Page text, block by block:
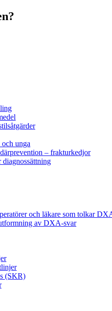
unga
– frakturkedjor
och läkare som tolkar
av DXA-svar
(SKR)